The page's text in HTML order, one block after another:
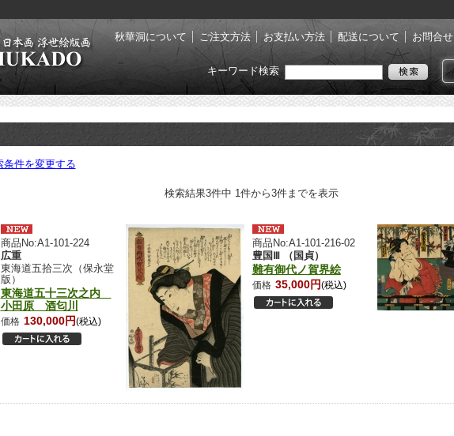
秋華洞について ご注文方法 お支払い方法 配送について お問合せ
キーワード検索
条件を変更する
検索結果3件中 1件から3件までを表示
商品No:A1-101-224
広重
東海道五拾三次（保永堂
版）
東海道五十三次之内
小田原 酒匂川
価格 130,000円(税込)
商品No:A1-101-216-02
豊国Ⅲ （国貞）
難有御代ノ賀界絵
価格 35,000円(税込)